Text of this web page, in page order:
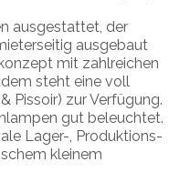
ausgestattet, der
ausgebaut
mit zahlreichen
steht eine voll
Pissoir) zur Verfügung.
gut beleuchtet.
Lager-, Produktions-
kleinem